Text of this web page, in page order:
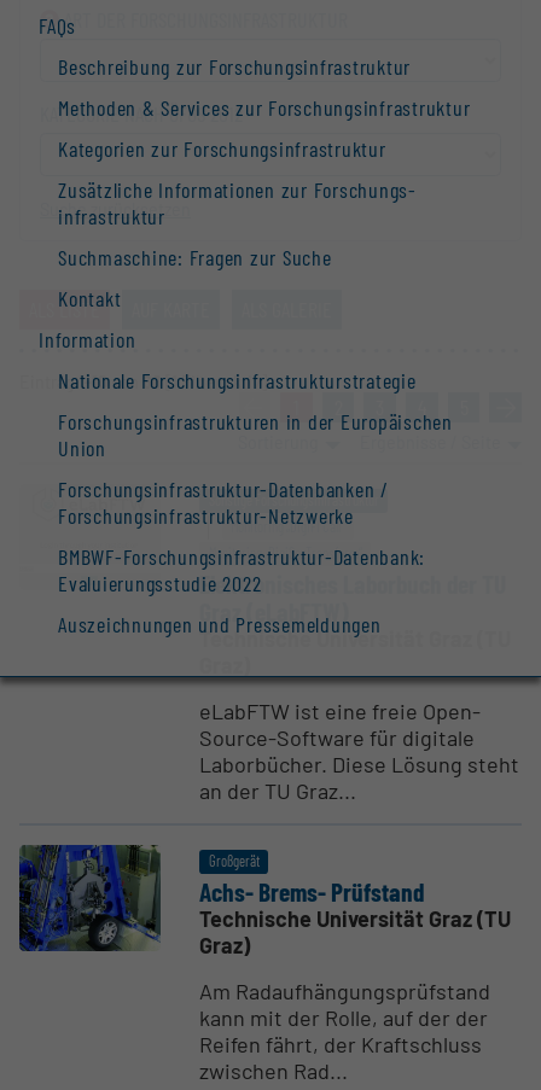
FAQs
Beschreibung zur Forschungs­infrastruktur
Methoden & Services zur Forschungs­infrastruktur
Kategorien zur Forschungs­infrastruktur
Zusätzliche Informationen zur Forschungs­
infrastruktur
Suchmaschine: Fragen zur Suche
Kontakt
Information
Nationale Forschungs­infrastruktur­strategie
Forschungs­infrastrukturen in der Europäischen
Union
Forschungs­infrastruktur-Datenbanken /
Forschungs­infrastruktur-Netzwerke
BMBWF-Forschungsinfrastruktur-Datenbank:
Evaluierungsstudie 2022
Auszeichnungen und Pressemeldungen
ART DER FORSCHUNGS­INFRASTRUKTUR
KATEGORIE NACH ÖFOS 2012
Suche zurücksetzen
ALS LISTE
Eintrag1-10von 66[1 Filter aktiv]
Sonstige Forschungsinfrastruktur
Monitoring „DigiFI Call“
Monitoring „DigiSozTransform“
Elektro­ni­sches Laborbuch der TU
Graz (eLabFTW)
Technische Universität Graz (TU
eLabFTW ist eine freie Open-
Source-Software für digitale
Laborbücher. Diese Lösung steht
an der TU Graz...
Großgerät
Achs- Brems- Prüfstand
Technische Universität Graz (TU
Graz)
Am Radaufhängungsprüfstand
kann mit der Rolle, auf der der
Reifen fährt, der Kraftschluss
zwischen Rad...